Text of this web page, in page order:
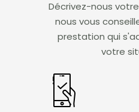
Décrivez-nous
nous vous
prestation qui
votre